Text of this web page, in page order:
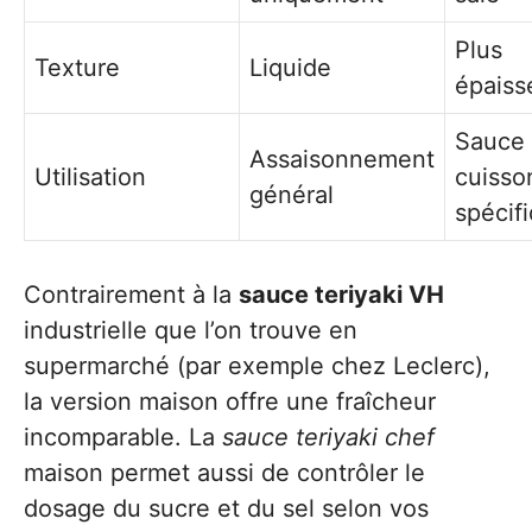
Texture Liquide
Plus
Utilisation
Assaisonnement
général
Sauce
Contrairement à la sauce teriyaki VH
industrielle que l’on trouve en
supermarché (par exemple chez Leclerc),
la version maison offre une fraîcheur
incomparable. La sauce teriyaki chef
maison permet aussi de contrôler le
dosage du sucre et du sel selon vos